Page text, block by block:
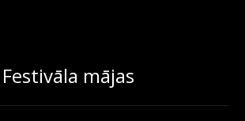
Festivāla mājas